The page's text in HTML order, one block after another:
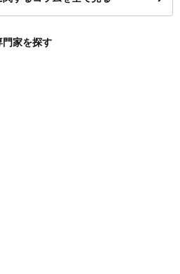
門家を探す